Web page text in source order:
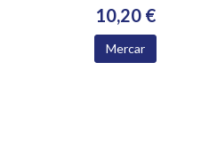
10,20 €
Mercar